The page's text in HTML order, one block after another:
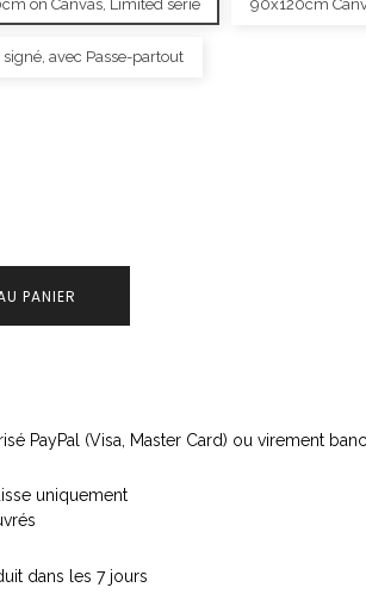
on Canvas, Limited serie 90x120cm
avec Passe-partout
PANIER
PayPal (Visa, Master Card) ou virement
uniquement
dans les 7 jours